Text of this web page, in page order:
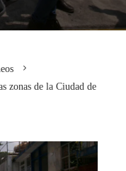
zonas de la Ciudad de